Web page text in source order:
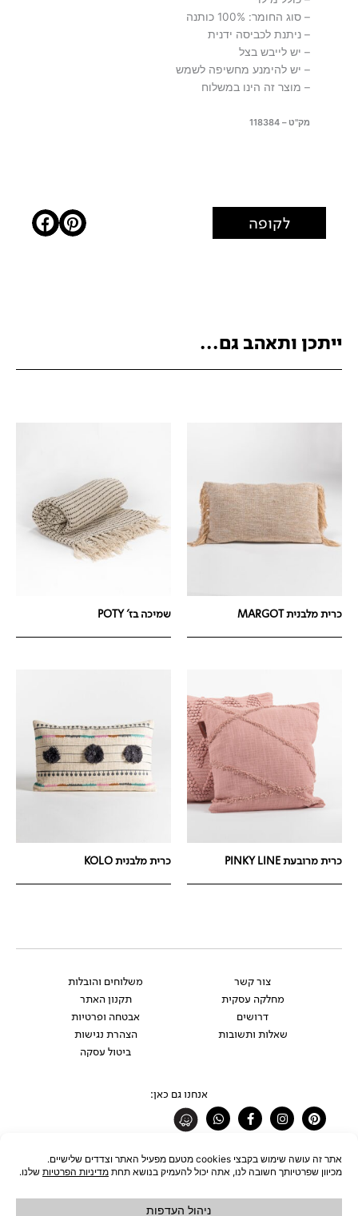
– סוג החומר: 100% כותנה
– ניתנת לכביסה ידנית
– יש לייבש בצל
– יש להימנע מחשיפה לשמש
– מוצר זה הינו במשלוח
מק"ט – 118384
לקופה
ייתכן ותאהב גם...
כרית מלבנית MARGOT שמיכה בז' POTY
כרית מרובעת PINKY LINE כרית מלבנית KOLO
צור קשר
מחלקה עסקית
דרושים
שאלות ותשובות
משלוחים והובלות
תקנון האתר
אבטחה ופרטיות
הצהרת נגישות
ביטול עסקה
אנחנו גם כאן:
Pinterest
Instagram
Facebook-
f
Whatsapp
רוצים להתעדכן לפני כולם?